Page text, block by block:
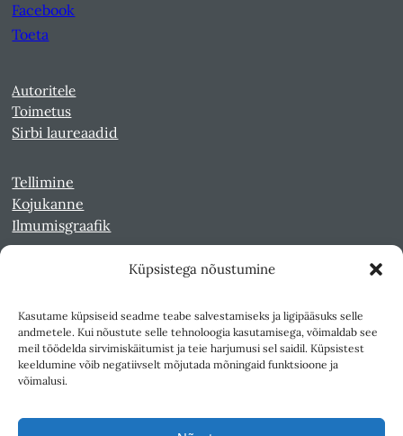
Küpsistega nõustumine
Kasutame küpsiseid seadme teabe salvestamiseks ja ligipääsuks selle
andmetele. Kui nõustute selle tehnoloogia kasutamisega, võimaldab see
meil töödelda sirvimiskäitumist ja teie harjumusi sel saidil. Küpsistest
keeldumine võib negatiivselt mõjutada mõningaid funktsioone ja
võimalusi.
Facebook
Toeta
Autoritele
Toimetus
Sirbi laureaadid
Tellimine
Kojukanne
Ilmumisgraafik
Kultuurileht 1994-1997
Reede 1989-1990
Sirp ja Vasar 1940-1989